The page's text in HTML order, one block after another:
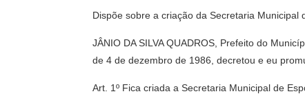
Dispõe sobre a criação da Secretaria Municipal
JÂNIO DA SILVA QUADROS, Prefeito do
de 4 de dezembro de 1986, decretou e eu
Art. 1º Fica criada a Secretaria Municipal de